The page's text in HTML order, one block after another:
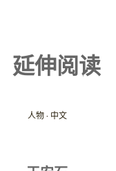
延伸阅读
人物 · 中文